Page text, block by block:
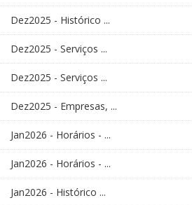
Dez2025 - Histórico ...
Dez2025 - Serviços ...
Dez2025 - Serviços ...
Dez2025 - Empresas, ...
Jan2026 - Horários - ...
Jan2026 - Horários - ...
Jan2026 - Histórico ...